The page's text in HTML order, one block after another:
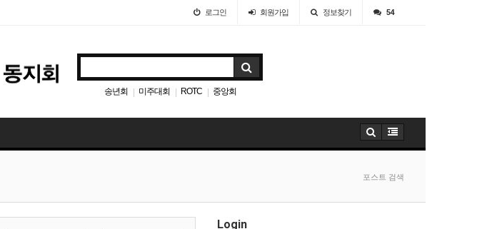
로그인 회원가입 정보찾기 54
송년회 | 미주대회 | ROTC | 중앙회
포스트 검색
Login